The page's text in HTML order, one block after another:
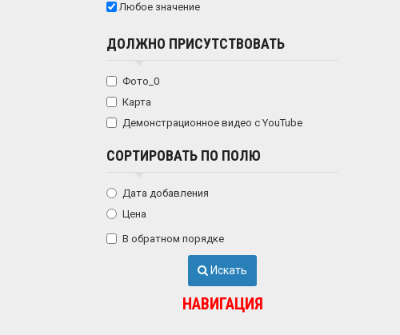
Любое значение
ДОЛЖНО ПРИСУТСТВОВАТЬ
Фото_0
Карта
Демонстрационное видео с YouTube
СОРТИРОВАТЬ ПО ПОЛЮ
Дата добавления
Цена
В обратном порядке
Искать
НАВИГАЦИЯ